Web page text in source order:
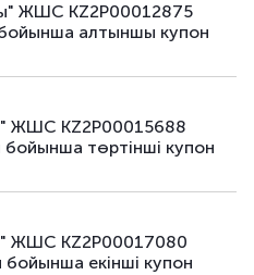
ЖШС KZ2P00012875
алтыншы купон
ЖШС KZ2P00015688
бойынша төртінші купон
ЖШС KZ2P00017080
бойынша екінші купон